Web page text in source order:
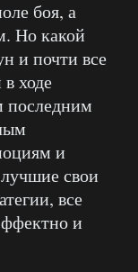
боя, а
Но какой
и почти все
ходе
последним
и
свои
все
и